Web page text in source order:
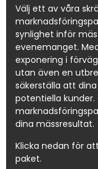
Välj ett av våra
synlighet inför
evenemanget.
exponering i
utan även en
säkerställa att
potentiella
dina mässresultat.
Klicka nedan för
paket.